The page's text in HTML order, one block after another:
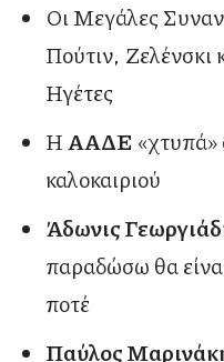
Οι Μεγάλες
Πούτιν, Ζελένσκι
Ηγέτες
ΗΑΑΔΕ «χτυπά»
καλοκαιριού
Άδωνις
παραδώσω θα
ποτέ
Παύλος